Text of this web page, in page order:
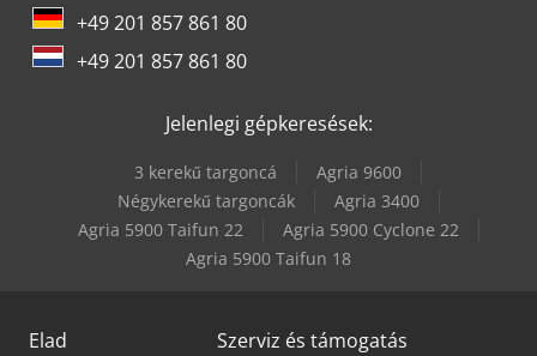
+49 201 857 861 80
+49 201 857 861 80
Jelenlegi gépkeresések:
3 kerekű targoncá
Agria 9600
Négykerekű targoncák
Agria 3400
Agria 5900 Taifun 22
Agria 5900 Cyclone 22
Agria 5900 Taifun 18
Elad Szerviz és támogatás